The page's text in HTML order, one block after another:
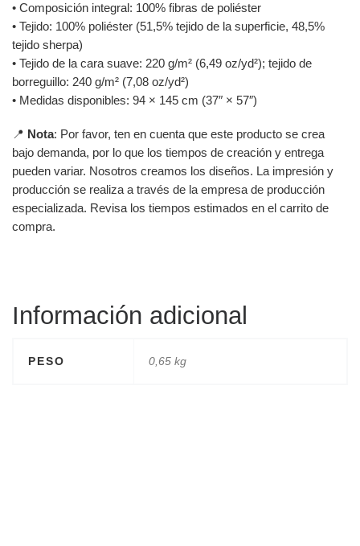
• Composición integral: 100% fibras de poliéster
• Tejido: 100% poliéster (51,5% tejido de la superficie, 48,5%
tejido sherpa)
• Tejido de la cara suave: 220 g/m² (6,49 oz/yd²); tejido de
borreguillo: 240 g/m² (7,08 oz/yd²)
• Medidas disponibles: 94 × 145 cm (37″ × 57″)
📍 Nota: Por favor, ten en cuenta que este producto se crea
bajo demanda, por lo que los tiempos de creación y entrega
pueden variar. Nosotros creamos los diseños. La impresión y
producción se realiza a través de la empresa de producción
especializada. Revisa los tiempos estimados en el carrito de
compra.
Información adicional
PESO 0,65 kg